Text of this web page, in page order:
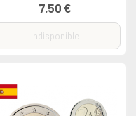
7.50 €
Indisponible